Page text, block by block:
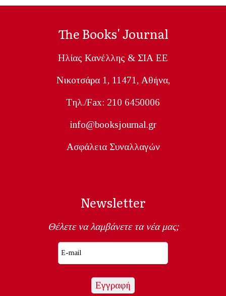
The Books' Journal
Ηλίας Κανέλλης & ΣΙΑ ΕΕ
Nικοτσάρα 1, 11471, Aθήνα,
Tηλ./Fax: 210 6450006
info@booksjournal.gr
Ασφάλεια Συναλλαγών
Newsletter
Θέλετε να λαμβάνετε τα νέα μας;